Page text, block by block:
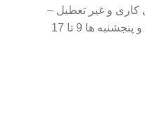
و غیر تعطیل –